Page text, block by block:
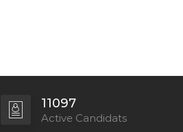
11097
Active Candidats